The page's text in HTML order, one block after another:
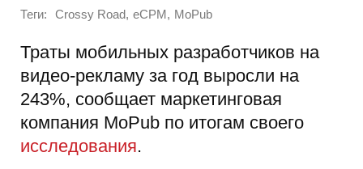
Теги: Crossy Road, eCPM , MoPub
Траты мобильных разработчиков на
видео-рекламу за год выросли на
243%, сообщает маркетинговая
компания MoPub по итогам своего
исследования.